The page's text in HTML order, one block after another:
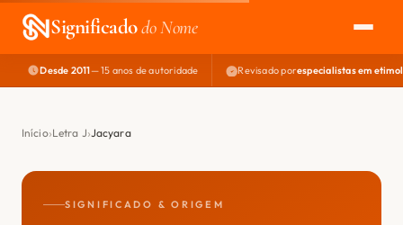
Significadodo Nome
EXPLORAR
NOME PERFEITO
Desde 2011— 15 anos de autoridade Revisado porespecialistas em
Início Letra J Jacyara
SIGNIFICADO & ORIGEM